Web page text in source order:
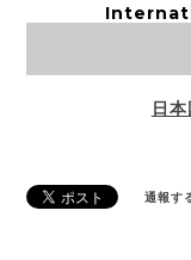
日
通報す